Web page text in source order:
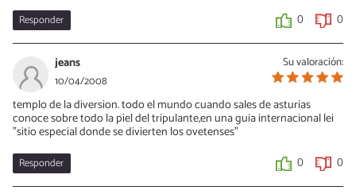
Responder 0 0
Su valoración:
jeans
10/04/2008
templo de la diversion. todo el mundo cuando sales de asturias
conoce sobre todo la piel del tripulante,en una guia internacional lei
"sitio especial donde se divierten los ovetenses"
Responder 0 0